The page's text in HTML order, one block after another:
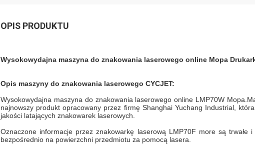
OPIS PRODUKTU
Wysokowydajna maszyna do znakowania laserowego online Mopa
Opis maszyny do znakowania laserowego CYCJET:
Wysokowydajna maszyna do znakowania laserowego online LMP70W
najnowszy produkt opracowany przez firmę Shanghai Yuchang Industrial,
jakości latających znakowarek laserowych.
Oznaczone informacje przez znakowarkę laserową LMP70F more są trwałe
bezpośrednio na powierzchni przedmiotu za pomocą lasera.